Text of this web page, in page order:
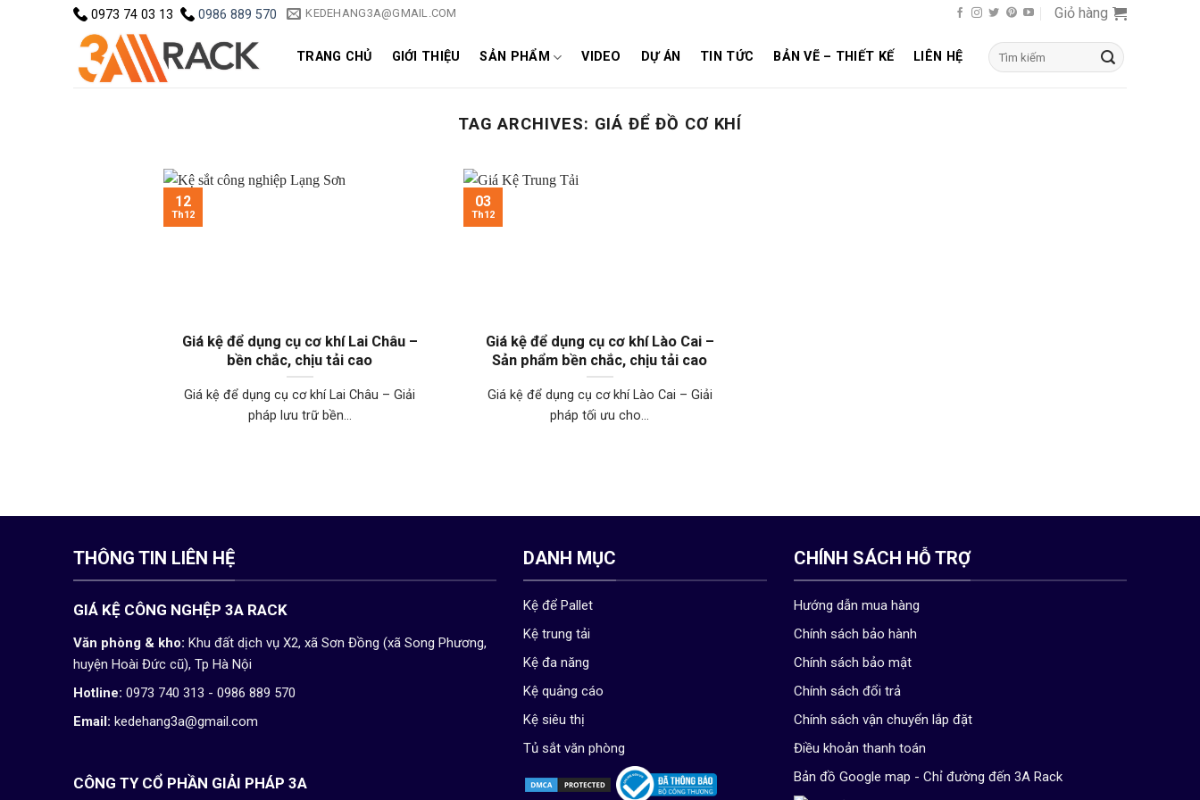
0973 74 03 13 0986 889 570 KEDEHANG3A@GMAIL.COM Giỏ hàng
TRANG CHỦ GIỚI THIỆU SẢN PHẨM VIDEO DỰ ÁN TIN TỨC BẢN VẼ – THIẾT KẾ LIÊN HỆ
Tìm
kiếm:
TAG ARCHIVES: GIÁ ĐỂ ĐỒ CƠ KHÍ
Giá kệ để dụng cụ cơ khí Lai Châu –
bền chắc, chịu tải cao
Giá kệ để dụng cụ cơ khí Lai Châu – Giải
pháp lưu trữ bền...
12
Th12
Giá kệ để dụng cụ cơ khí Lào Cai –
Sản phẩm bền chắc, chịu tải cao
Giá kệ để dụng cụ cơ khí Lào Cai – Giải
pháp tối ưu cho...
03
Th12
THÔNG TIN LIÊN HỆ
GIÁ KỆ CÔNG NGHỆP 3A RACK
Văn phòng & kho: Khu đất dịch vụ X2, xã Sơn Đồng (xã Song Phương,
huyện Hoài Đức cũ), Tp Hà Nội
Hotline: 0973 740 313 - 0986 889 570
Email: kedehang3a@gmail.com
CÔNG TY CỔ PHẦN GIẢI PHÁP 3A
DANH MỤC
Kệ để Pallet
Kệ trung tải
Kệ đa năng
Kệ quảng cáo
Kệ siêu thị
Tủ sắt văn phòng
CHÍNH SÁCH HỖ TRỢ
Hướng dẫn mua hàng
Chính sách bảo hành
Chính sách bảo mật
Chính sách đổi trả
Chính sách vận chuyển lắp đặt
Điều khoản thanh toán
Bản đồ Google map - Chỉ đường đến 3A Rack